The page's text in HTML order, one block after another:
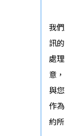
我
訊
處
意
與
作
約